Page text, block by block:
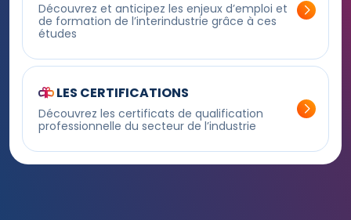
Découvrez et anticipez les enjeux d’emploi et
de formation de l’interindustrie grâce à ces
études
LES CERTIFICATIONS
Découvrez les certificats de qualification
professionnelle du secteur de l’industrie